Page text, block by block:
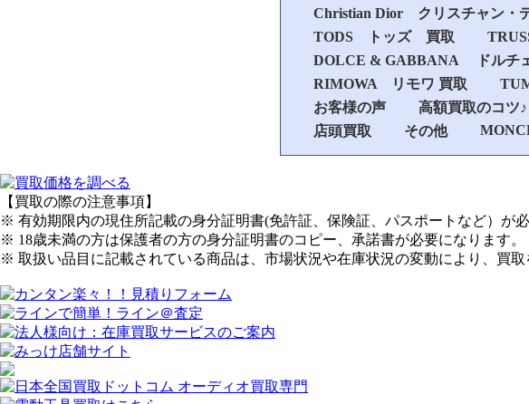
Christian Dior クリスチャン・
TODS トッズ 買取
DOLCE & GABBANA ドルチ
RIMOWA リモワ 買取
お客様の声
高額買取のコツ♪
店頭買取
その他
【買取の際の注意事項】
※ 有効期限内の現住所記載の身分証明書(免許証、保険証、パスポートなど）が必
※ 18歳未満の方は保護者の方の身分証明書のコピー、承諾書が必要になります。
※ 取扱い品目に記載されている商品は、市場状況や在庫状況の変動により、買取